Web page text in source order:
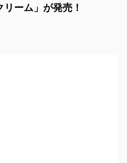
リーム」が発売！